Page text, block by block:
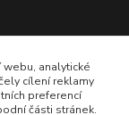
webu, analytické
cílení reklamy
preferencí
části stránek.